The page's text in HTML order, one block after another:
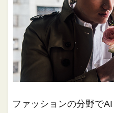
ファッションの分野で